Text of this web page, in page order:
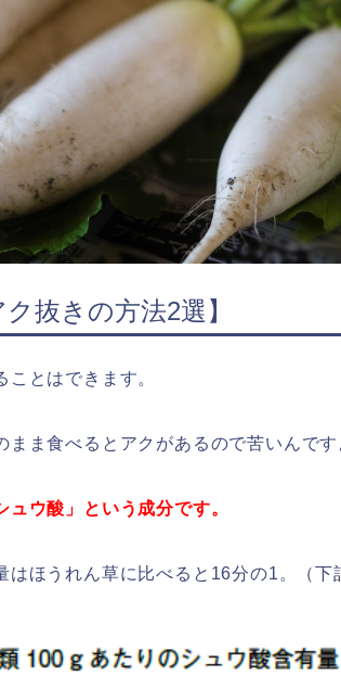
抜きの方法2選】
とはできます。
まま食べるとアクがあるので苦いんです
ウ酸」という成分です。
はほうれん草に比べると16分の1。（下